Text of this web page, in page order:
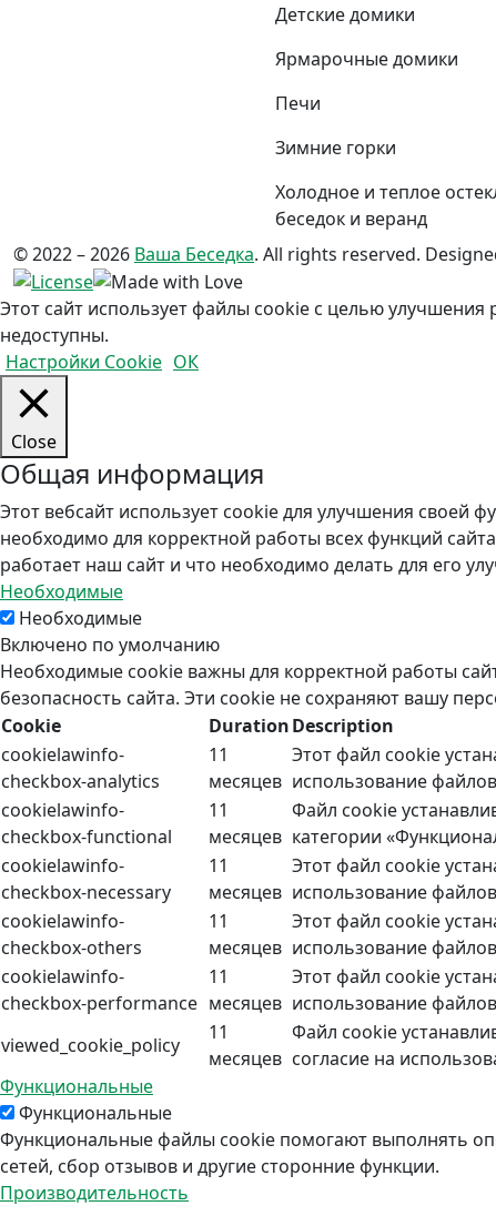
Детские домики
Ярмарочные домики
Печи
Зимние горки
Холодное и теплое
беседок и веранд
© 2022 – 2026 Ваша Беседка. All rights reserved.
Этот сайт использует файлы cookie с целью
недоступны.
Настройки Cookie ОК
Close
Общая информация
Этот вебсайт использует cookie для улучшения своей
необходимо для корректной работы всех функций
работает наш сайт и что необходимо делать для его
Необходимые
Необходимые
Включено по умолчанию
Необходимые cookie важны для корректной работы
безопасность сайта. Эти cookie не сохраняют вашу
Cookie
DurationDescription
cookielawinfo-
checkbox-analytics
11
месяцев
Этот файл cookie
использование
cookielawinfo-
checkbox-functional
11
месяцев
Файл cookie
категории
cookielawinfo-
checkbox-necessary
11
месяцев
Этот файл cookie
использование
cookielawinfo-
checkbox-others
11
месяцев
Этот файл cookie
использование
cookielawinfo-
checkbox-performance
11
месяцев
Этот файл cookie
использование
viewed_cookie_policy
11
месяцев
Файл cookie
согласие на
Функциональные
Функциональные
Функциональные файлы cookie помогают выполнять
сетей, сбор отзывов и другие сторонние функции.
Производительность